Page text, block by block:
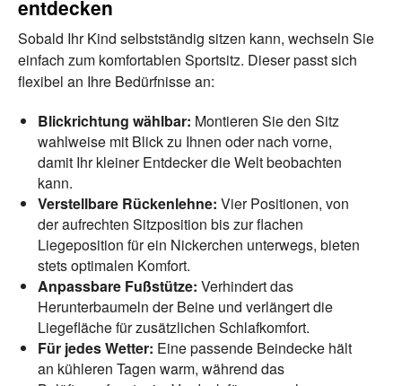
entdecken
Sobald Ihr Kind selbstständig sitzen kann, wechseln Sie
einfach zum komfortablen Sportsitz. Dieser passt sich
flexibel an Ihre Bedürfnisse an:
Blickrichtung wählbar: Montieren Sie den Sitz
wahlweise mit Blick zu Ihnen oder nach vorne,
damit Ihr kleiner Entdecker die Welt beobachten
kann.
Verstellbare Rückenlehne: Vier Positionen, von
der aufrechten Sitzposition bis zur flachen
Liegeposition für ein Nickerchen unterwegs, bieten
stets optimalen Komfort.
Anpassbare Fußstütze: Verhindert das
Herunterbaumeln der Beine und verlängert die
Liegefläche für zusätzlichen Schlafkomfort.
Für jedes Wetter: Eine passende Beindecke hält
an kühleren Tagen warm, während das